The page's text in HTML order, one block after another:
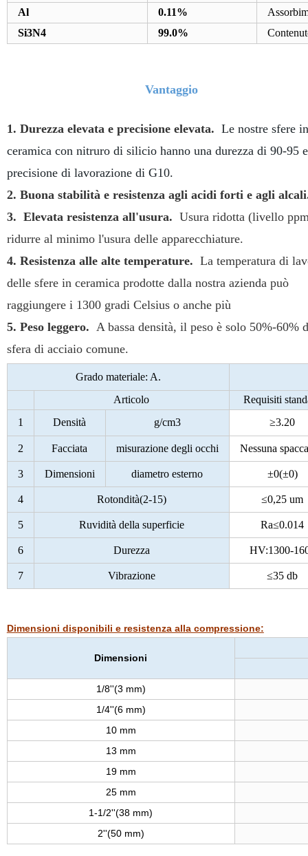
Al
0.11%
Si3N4
99.0%
Vantaggio
1. Durezza elevata e precisione elevata. Le nostre sfere in
ceramica con nitruro di silicio hanno una durezza di 90-95
precisione di lavorazione di G10.
2. Buona stabilità e resistenza agli acidi forti e agli
3. Elevataresistenza all'usura. Usura ridotta (livello
ridurre al minimo l'usura delle apparecchiature.
4. Resistenza alle alte temperature. La temperatura di
delle sfere in ceramica prodotte dalla nostra azienda può
raggiungere i 1300 gradi Celsius o anche più
5. Peso leggero. A bassa densità, il peso è solo 50%-60%
sfera di acciaio comune.
Grado materiale: A.
Articolo
Requisiti
1
Densità g/cm3 ≥3.20
2 Facciata misurazione degli occhi Nessuna
3 Dimensioni diametro esterno ±0(±0)
4 Rotondità(2-15) ≤0,25 um
5 Ruvidità della superficie Ra≤0.014
6 Durezza HV:1300-
7 Vibrazione ≤35 db
Dimensioni disponibili e resistenza alla compressione:
Dimensioni
1/8''(3 mm)
1/4''(6 mm)
10 mm
13 mm
19 mm
25 mm
1-1/2''(38 mm)
2''(50 mm)